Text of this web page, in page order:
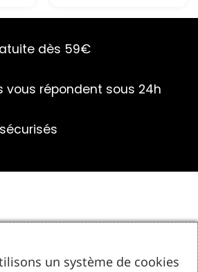
dès 59€
vous répondent sous 24h
un système de cookies